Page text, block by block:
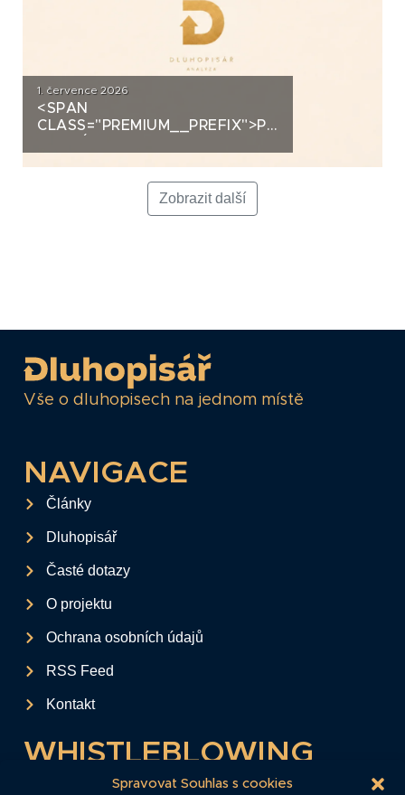
Spravovat Souhlas s cookies
1. července 2026
<SPAN
CLASS="PREMIUM__PREFIX">PREMIUM</
Zobrazit další
Vše o dluhopisech na jednom místě
NAVIGACE
Články
Dluhopisář
Časté dotazy
O projektu
Ochrana osobních údajů
RSS Feed
Kontakt
WHISTLEBLOWING
Tento formulář slouží k anonymnímu zaslání